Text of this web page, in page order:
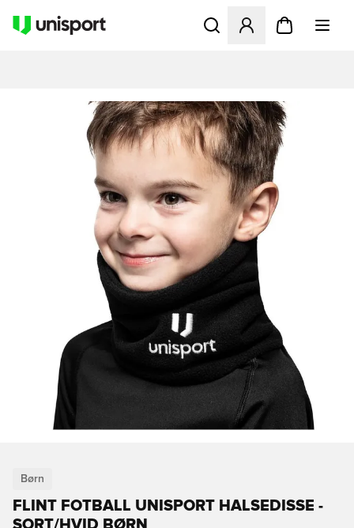
Åbner en Modal til at
Børn
FLINT FOTBALL UNISPORT HALSEDISSE -
SORT/HVID BØRN